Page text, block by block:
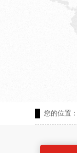
您的位置：